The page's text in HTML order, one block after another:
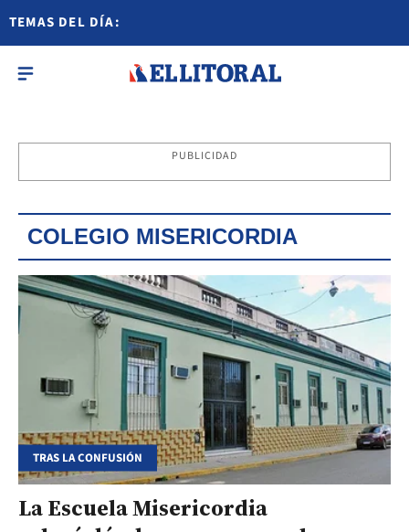
TEMAS DEL DÍA:
PUBLICIDAD
COLEGIO MISERICORDIA
TRAS LA CONFUSIÓN
La Escuela Misericordia